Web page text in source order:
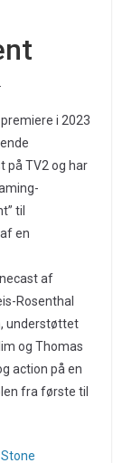
i 2023
på TV2 og har
til
en
af
Rosenthal
understøttet
og Thomas
action på en
fra første til